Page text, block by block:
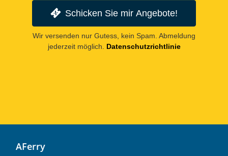
Schicken Sie mir Angebote!
Wir versenden nur Gutess, kein Spam. Abmeldung
jederzeit möglich.
Datenschutzrichtlinie
AFerry